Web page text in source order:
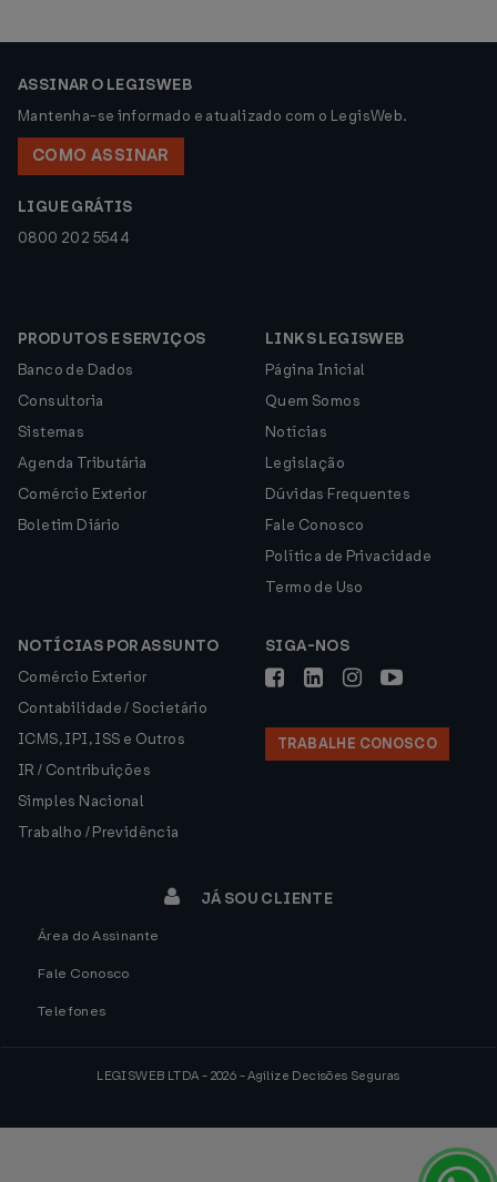
ASSINAR O LEGISWEB
Mantenha-se informado e atualizado com o LegisWeb.
COMO ASSINAR
LIGUE GRÁTIS
0800 202 5544
PRODUTOS E SERVIÇOS
Banco de Dados
Consultoria
Sistemas
Agenda Tributária
Comércio Exterior
Boletim Diário
LINKS LEGISWEB
Página Inicial
Quem Somos
Notícias
Legislação
Dúvidas Frequentes
Fale Conosco
Política de Privacidade
Termo de Uso
NOTÍCIAS POR ASSUNTO
Comércio Exterior
Contabilidade / Societário
ICMS, IPI, ISS e Outros
IR / Contribuições
Simples Nacional
Trabalho / Previdência
SIGA-NOS
TRABALHE CONOSCO
JÁ SOU CLIENTE
Área do Assinante
Fale Conosco
Telefones
LEGISWEB LTDA - 2026 - Agilize Decisões Seguras